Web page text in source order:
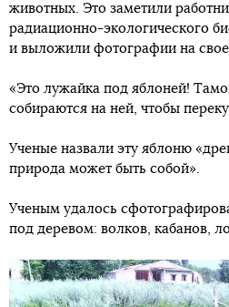
животных. Это заметили
радиационно-экологического
и выложили фотографии на
«Это лужайка под яблоней!
собираются на ней, чтобы
Ученые назвали эту яблоню
природа может быть собой».
Ученым удалось
под деревом: волков, кабанов,